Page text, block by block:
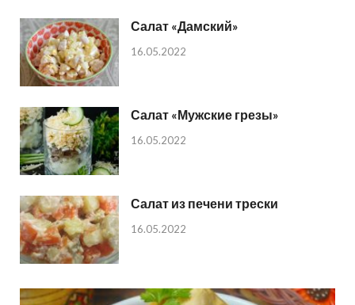
Салат «Дамский»
16.05.2022
Салат «Мужские грезы»
16.05.2022
Салат из печени трески
16.05.2022